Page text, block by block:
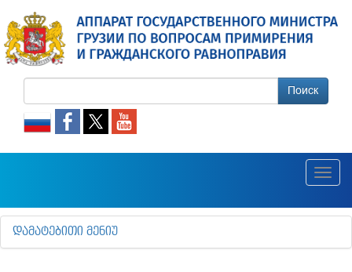
Поиск
ᲓᲐᲛᲐᲢᲔᲑᲘᲗᲘ ᲛᲔᲜᲘᲣ